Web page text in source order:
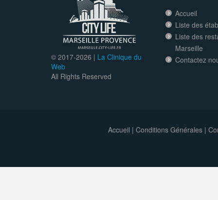
© 2017-2026 | La Clinique du
Web
All Rights Reserved
Accueil
Liste des
Liste des
Marseille
Contactez
Accueil | Conditions Générales|